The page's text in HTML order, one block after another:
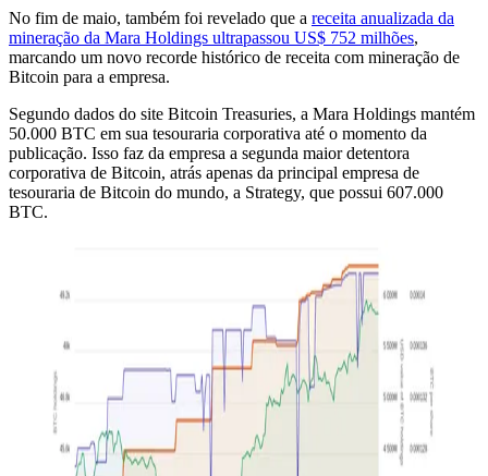
No fim de maio, também foi revelado que a receita anualizada da
mineração da Mara Holdings ultrapassou US$ 752 milhões,
marcando um novo recorde histórico de receita com mineração de
Bitcoin para a empresa.
Segundo dados do site Bitcoin Treasuries, a Mara Holdings mantém
50.000 BTC em sua tesouraria corporativa até o momento da
publicação. Isso faz da empresa a segunda maior detentora
corporativa de Bitcoin, atrás apenas da principal empresa de
tesouraria de Bitcoin do mundo, a Strategy, que possui 607.000
BTC.